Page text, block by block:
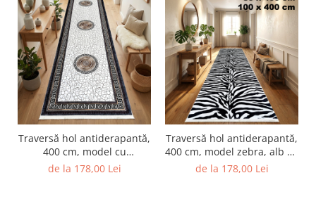
Traversă hol antiderapantă,
400 cm, model cu
medalioane și chenar
de la 178,00 Lei
Traversă hol antiderapantă,
400 cm, model zebra, alb cu
negru
de la 178,00 Lei